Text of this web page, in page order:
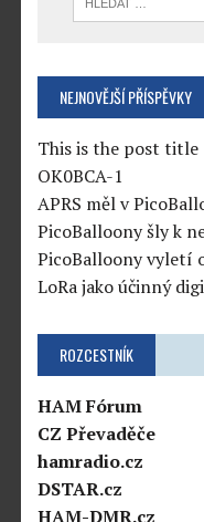
NEJNOVĚJŠÍ PŘÍSPĚVKY
This is the post title
OK0BCA-1
APRS měl v
PicoBalloony šly k
PicoBalloony vyletí
LoRa jako účinný
ROZCESTNÍK
HAM Fórum
CZ Převaděče
hamradio.cz
DSTAR.cz
HAM-DMR.cz